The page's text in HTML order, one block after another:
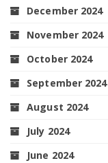
December 2024
November 2024
October 2024
September 2024
August 2024
July 2024
June 2024